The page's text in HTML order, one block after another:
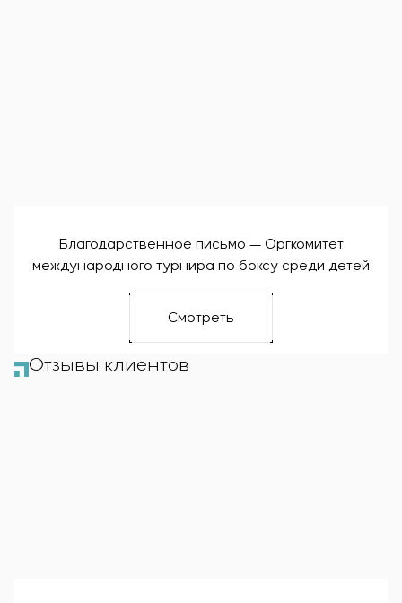
Благодарственное письмо — Оргкомитет
международного турнира по боксу среди детей
Смотреть
Отзывы клиентов